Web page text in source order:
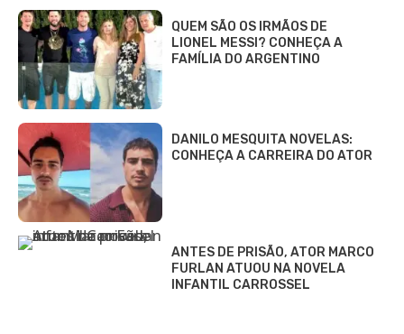
QUEM SÃO OS IRMÃOS DE
LIONEL MESSI? CONHEÇA A
FAMÍLIA DO ARGENTINO
DANILO MESQUITA NOVELAS:
CONHEÇA A CARREIRA DO ATOR
ANTES DE PRISÃO, ATOR MARCO
FURLAN ATUOU NA NOVELA
INFANTIL CARROSSEL